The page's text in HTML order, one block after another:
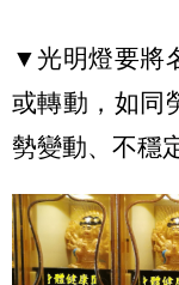
▼光明燈要將
或轉動，如同
勢變動、不穩